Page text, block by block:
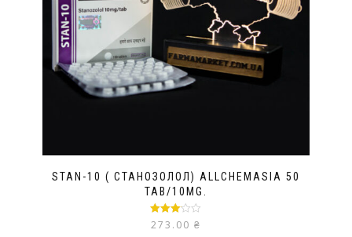
STAN-10 ( СТАНОЗОЛОЛ) ALLCHEMASIA 50
TAB/10MG.
Оценка
273.00 ₴